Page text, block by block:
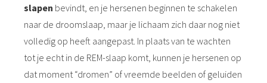
slapen bevindt, en je hersenen beginnen te schakelen
naar de droomslaap, maar je lichaam zich daar nog niet
volledig op heeft aangepast. In plaats van te wachten
tot je echt in de REM-slaap komt, kunnen je hersenen op
dat moment “dromen” of vreemde beelden of geluiden